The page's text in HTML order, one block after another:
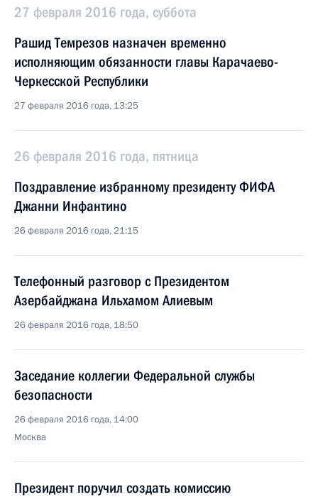
27 февраля 2016 года, суббота
Рашид Темрезов назначен временно
исполняющим обязанности главы Карачаево-
Черкесской Республики
27 февраля 2016 года, 13:25
26 февраля 2016 года, пятница
Поздравление избранному президенту ФИФА
Джанни Инфантино
26 февраля 2016 года, 21:15
Телефонный разговор с Президентом
Азербайджана Ильхамом Алиевым
26 февраля 2016 года, 18:50
Заседание коллегии Федеральной службы
безопасности
26 февраля 2016 года, 14:00
Москва
Президент поручил создать комиссию